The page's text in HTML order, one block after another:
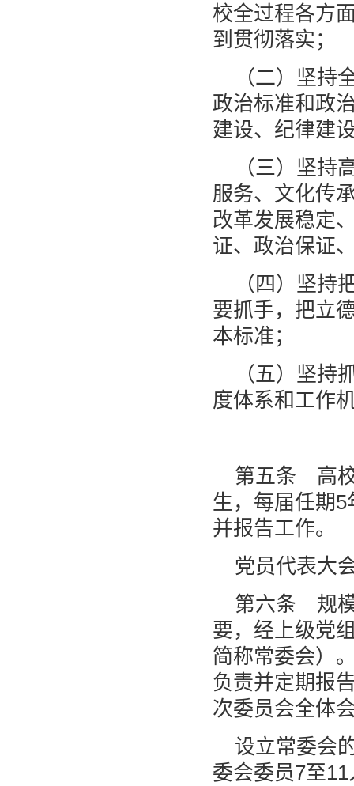
校全过程各方
到贯彻落实；
（二）坚持
政治标准和政
建设、纪律建
（三）坚持
服务、文化传
改革发展稳定
证、政治保证
（四）坚持
要抓手，把立
本标准；
（五）坚持
度体系和工作
第五条 高校
生，每届任期
并报告工作。
党员代表大
第六条 规模
要，经上级党
简称常委会）
负责并定期报
次委员会全体
设立常委会
委会委员7至